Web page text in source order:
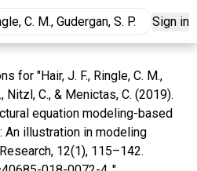
Sign in
for "Hair, J. F., Ringle, C. M.,
Nitzl, C., & Menictas, C. (2019).
equation modeling-based
illustration in modeling
12(1), 115–142.